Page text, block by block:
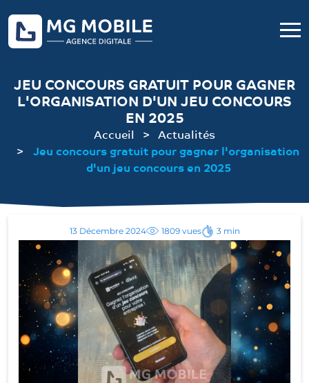
JEU CONCOURS GRATUIT POUR GAGNER
L'ORGANISATION D'UN JEU CONCOURS
EN 2025
Accueil
Actualités
Jeu concours gratuit pour gagner l'organisation
d'un jeu concours en 2025
13 Décembre 2024 1809 vues 3 min